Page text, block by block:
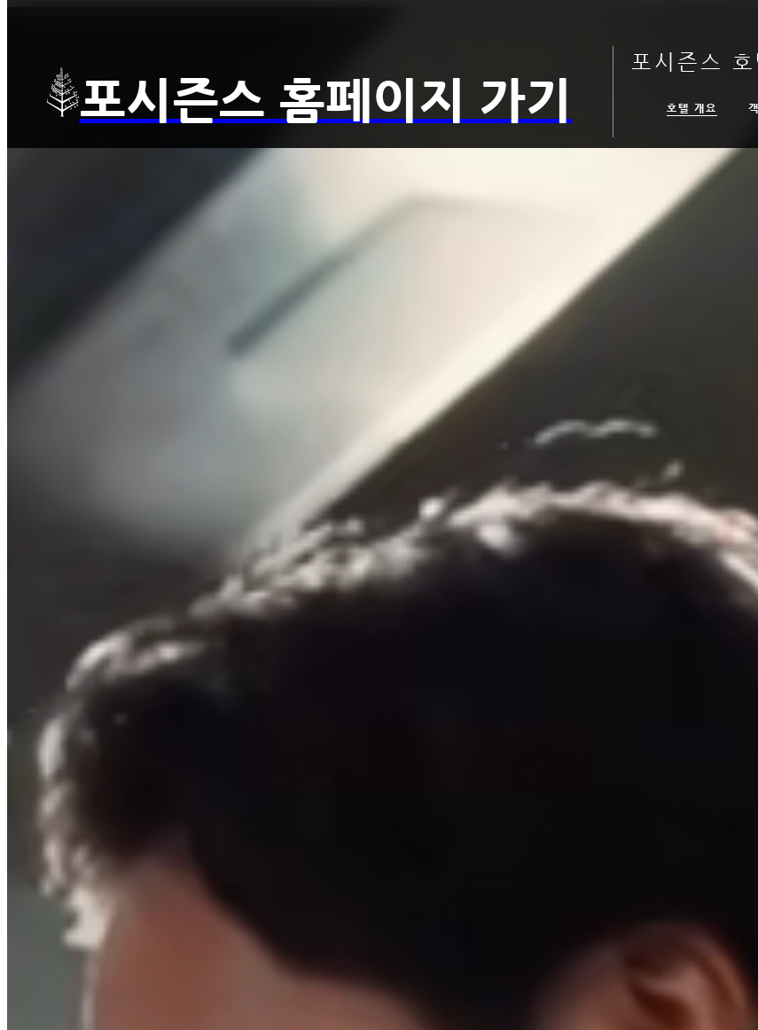
포시즌스 홈페이지 가기
포시즌스
호텔 개요